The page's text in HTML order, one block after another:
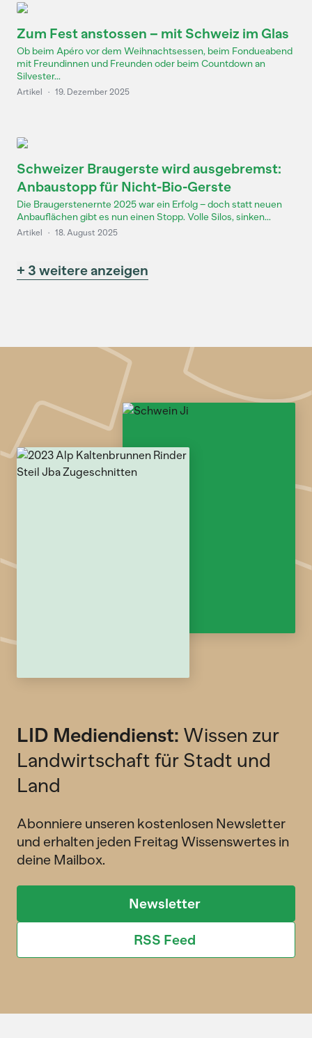
Zum Fest anstossen – mit Schweiz im Glas
Ob beim Apéro vor dem Weihnachtsessen, beim Fondueabend
mit Freundinnen und Freunden oder beim Countdown an
Silvester...
Artikel · 19. Dezember 2025
Schweizer Braugerste wird ausgebremst:
Anbaustopp für Nicht-Bio-Gerste
Die Braugerstenernte 2025 war ein Erfolg – doch statt neuen
Anbauflächen gibt es nun einen Stopp. Volle Silos, sinken...
Artikel · 18. August 2025
+ 3 weitere anzeigen
LID Mediendienst: Wissen zur
Landwirtschaft für Stadt und
Land
Abonniere unseren kostenlosen Newsletter
und erhalten jeden Freitag Wissenswertes in
deine Mailbox.
Newsletter
RSS Feed